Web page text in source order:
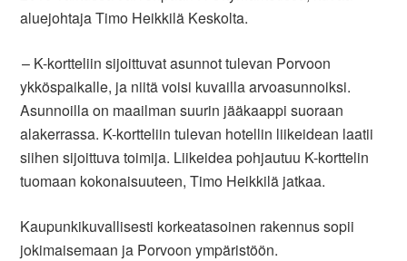
aluejohtaja Timo Heikkilä Keskolta.
– K-kortteliin sijoittuvat asunnot tulevan Porvoon
ykköspaikalle, ja niitä voisi kuvailla arvoasunnoiksi.
Asunnoilla on maailman suurin jääkaappi suoraan
alakerrassa. K-kortteliin tulevan hotellin liikeidean laatii
siihen sijoittuva toimija. Liikeidea pohjautuu K-korttelin
tuomaan kokonaisuuteen,Timo Heikkilä jatkaa.
Kaupunkikuvallisesti korkeatasoinen rakennus sopii
jokimaisemaan ja Porvoon ympäristöön.